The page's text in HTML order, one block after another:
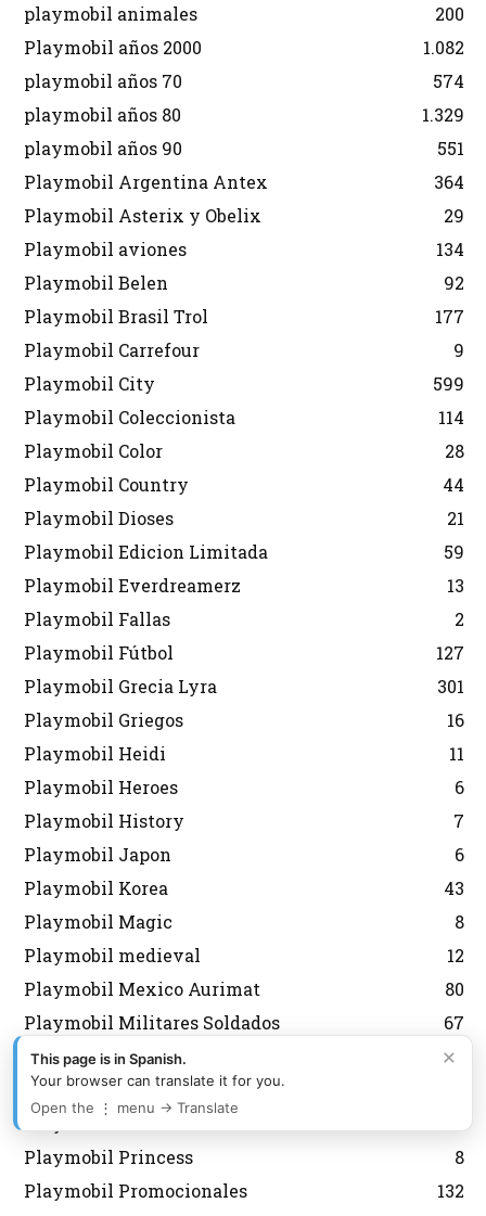
playmobil animales
200
Playmobil años 2000
1.082
playmobil años 70
574
playmobil años 80
1.329
playmobil años 90
551
Playmobil Argentina Antex
364
Playmobil Asterix y Obelix
29
Playmobil aviones
134
Playmobil Belen
92
Playmobil Brasil Trol
177
Playmobil Carrefour
9
Playmobil City
599
Playmobil Coleccionista
114
Playmobil Color
28
Playmobil Country
44
Playmobil Dioses
21
Playmobil Edicion Limitada
59
Playmobil Everdreamerz
13
Playmobil Fallas
2
Playmobil Fútbol
127
Playmobil Grecia Lyra
301
Playmobil Griegos
16
Playmobil Heidi
11
Playmobil Heroes
6
Playmobil History
7
Playmobil Japon
6
Playmobil Korea
43
Playmobil Magic
8
Playmobil medieval
12
Playmobil Mexico Aurimat
80
Playmobil Militares Soldados
67
Playmobil navidad
143
Playmobil Nordistas
Playmobil Personalizados Custom
Playmobil Princess
8
Playmobil Promocionales
132
×
This page is in Spanish.
Your browser can translate it for you.
Open the ⋮ menu → Translate